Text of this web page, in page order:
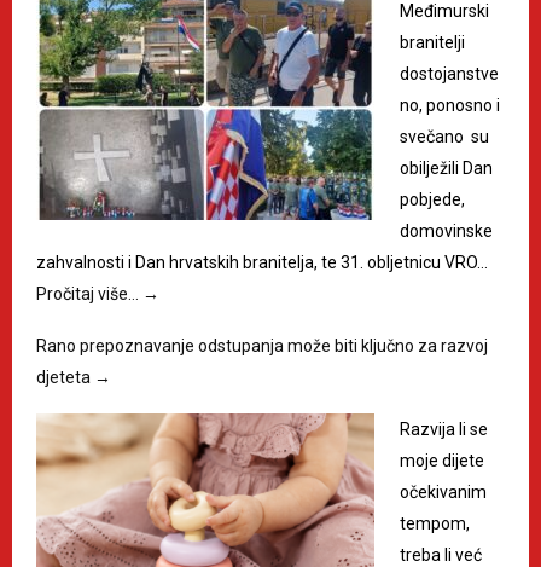
Međimurski
branitelji
dostojanstve
no, ponosno i
svečano su
obilježili Dan
pobjede,
domovinske
zahvalnosti i Dan hrvatskih branitelja, te 31. obljetnicu VRO…
Pročitaj više… →
Rano prepoznavanje odstupanja može biti ključno za razvoj
djeteta →
Razvija li se
moje dijete
očekivanim
tempom,
treba li već